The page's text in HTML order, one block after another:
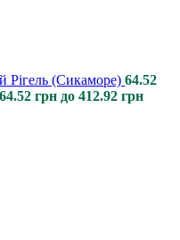
Рігель (Сикаморе) 64.52
грн до 412.92 грн